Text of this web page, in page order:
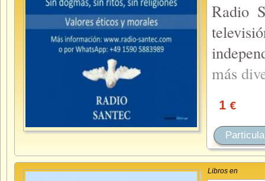
Radio
más
1 €
Libros en